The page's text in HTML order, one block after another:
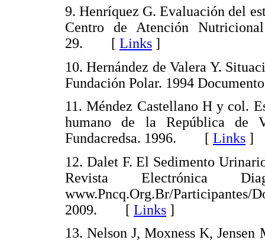
9. Henríquez G. Evaluación del
Centro de Atención
29. [ Links ]
10. Hernández de Valera Y.
Fundación Polar. 1994
11. Méndez Castellano H y col.
humano de la República de
Fundacredsa. 1996. [ Links ]
12. Dalet F. El Sedimento
Revista Electrónica
www.Pncq.Org.Br/
2009. [ Links ]
13. Nelson J, Moxness K,